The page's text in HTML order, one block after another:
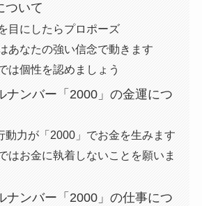
ついて
目にしたらプロポーズ
あなたの強い信念で動きます
は個性を認めましょう
ナンバー「2000」の金運につ
動力が「2000」でお金を生みます
はお金に執着しないことを願いま
ナンバー「2000」の仕事につ